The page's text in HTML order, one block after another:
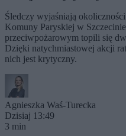
Śledczy wyjaśniają
Komuny Paryskiej w
przeciwpożarowym topili się
Dzięki natychmiastowej akcji
nich jest krytyczny.
Agnieszka Waś-Turecka
Dzisiaj 13:49
3 min